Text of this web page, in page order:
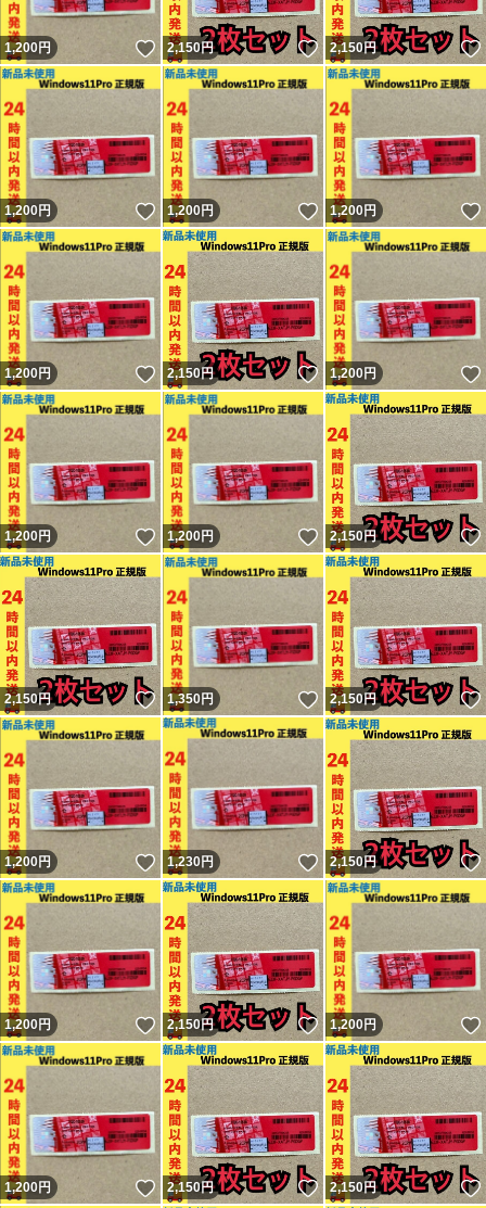
1,200円 いいね！
2,150円 いいね！
2,150円
1,200円 いいね！
1,200円 いいね！
1,200円
1,200円 いいね！
2,150円 いいね！
1,200円
1,200円 いいね！
1,200円 いいね！
2,150円
2,150円 いいね！
1,350円 いいね！
2,150円
1,200円 いいね！
1,230円 いいね！
2,150円
1,200円 いいね！
2,150円 いいね！
1,200円
1,200円 いいね！
2,150円 いいね！
2,150円